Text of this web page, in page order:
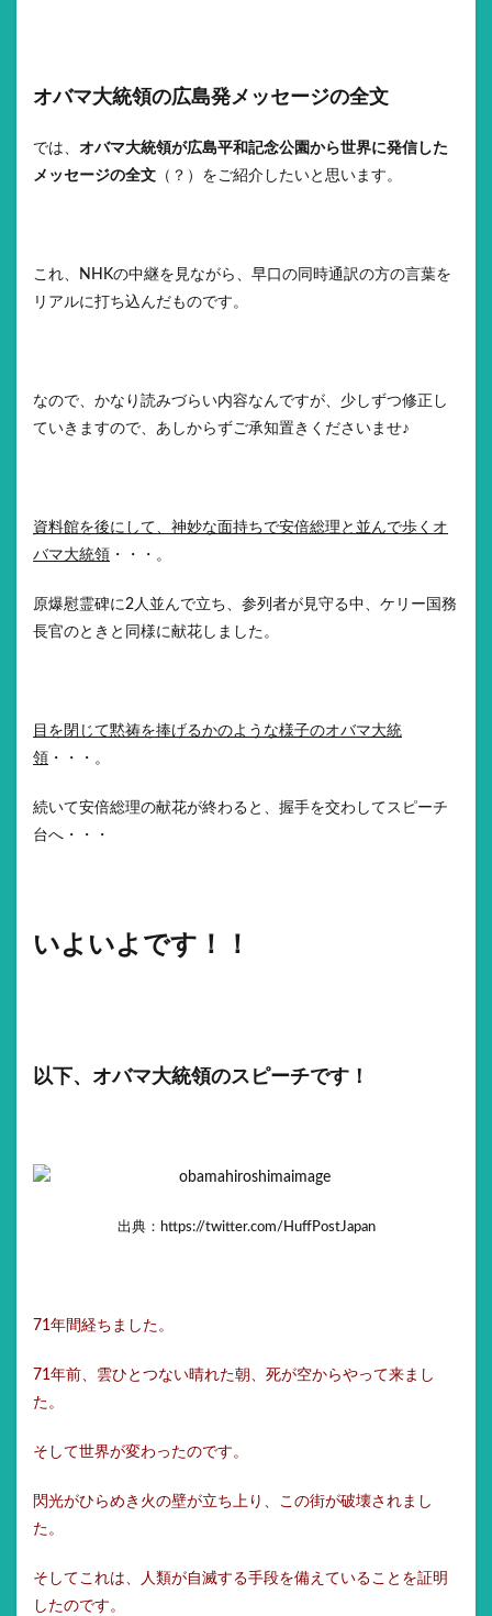
オバマ大統領の広島発メッセージの全文
では、 オバマ大統領が広島平和記念公園から世界に発信した
メッセージの全文 （？）をご紹介したいと思います。
これ、NHKの中継を見ながら、早口の同時通訳の方の言葉を
リアルに打ち込んだものです。
なので、かなり読みづらい内容なんですが、少しずつ修正し
ていきますので、あしからずご承知置きくださいませ♪
資料館を後にして、神妙な面持ちで安倍総理と並んで歩くオ
バマ大統領 ・・・。
原爆慰霊碑に2人並んで立ち、参列者が見守る中、ケリー国務
長官のときと同様に献花しました。
目を閉じて黙祷を捧げるかのような様子のオバマ大統
領 ・・・。
続いて安倍総理の献花が終わると、握手を交わしてスピーチ
台へ・・・
いよいよです！！
以下、オバマ大統領のスピーチです！
出典：https://twitter.com/HuffPostJapan
71年間経ちました。
71年前、雲ひとつない晴れた朝、死が空からやって来まし
た。
そして世界が変わったのです。
閃光がひらめき火の壁が立ち上り、この街が破壊されまし
た。
そしてこれは、人類が自滅する手段を備えていることを証明
したのです。